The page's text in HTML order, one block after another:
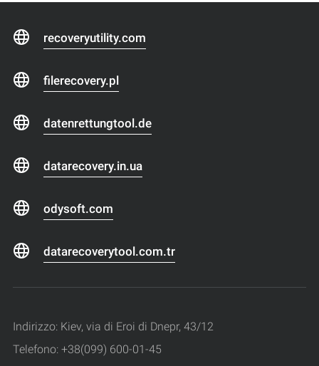
recoveryutility.com
filerecovery.pl
datenrettungtool.de
datarecovery.in.ua
odysoft.com
datarecoverytool.com.tr
Indirizzo: Kiev, via di Eroi di Dnepr, 43/12
Telefono: +38(099) 600-01-45